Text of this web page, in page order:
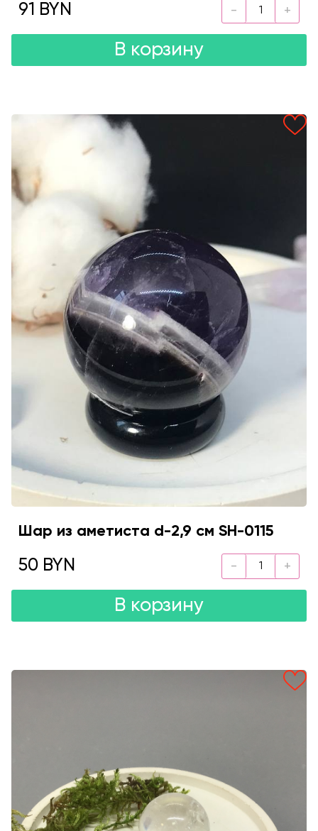
91 BYN
В корзину
Шар из аметиста d-2,9 см SH-0115
50 BYN
В корзину